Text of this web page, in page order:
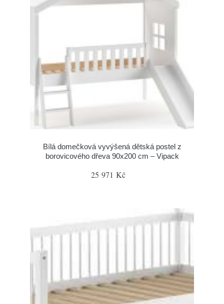
Bílá domečková vyvýšená dětská postel z
borovicového dřeva 90x200 cm – Vipack
25 971 Kč